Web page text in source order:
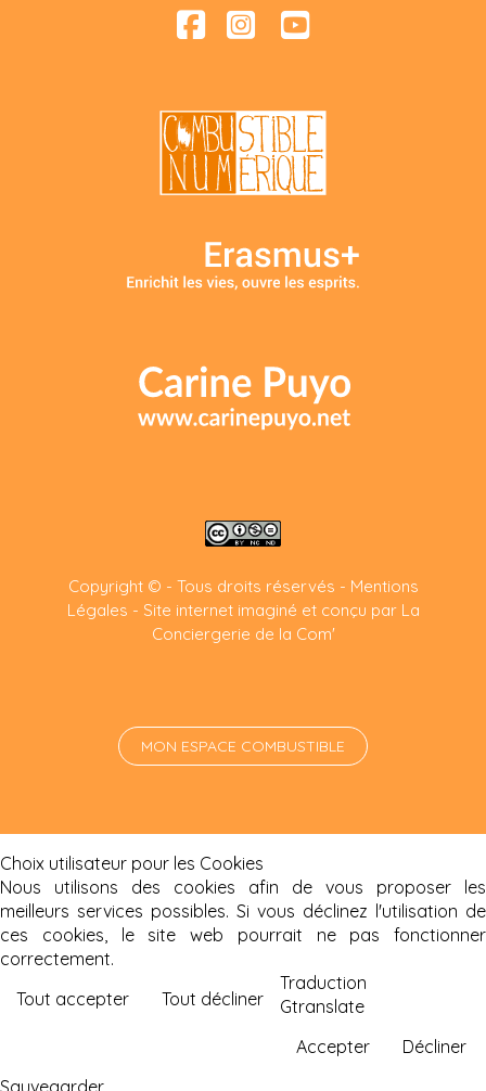
Copyright © - Tous droits réservés - Mentions
Légales - Site internet imaginé et conçu par La
Conciergerie de la Com'
MON ESPACE COMBUSTIBLE
Choix utilisateur pour les Cookies
Nous utilisons des cookies afin de vous proposer les
meilleurs services possibles. Si vous déclinez l'utilisation de
ces cookies, le site web pourrait ne pas fonctionner
correctement.
Tout accepter
Tout décliner
Traduction
Gtranslate
Accepter
Décliner